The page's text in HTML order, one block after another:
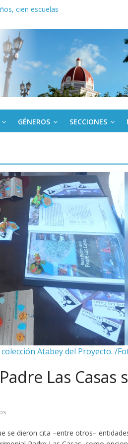
cien escuelas
la prensa cubana rinde tributo al
chilena viaja a Cuba con
GÉNEROS SECCIONES
Atabey del Proyecto. /
Las Casas
se dieron cita –entre otros–